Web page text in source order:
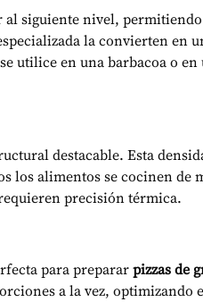
siguiente nivel,
la convierten en
utilice en una barbacoa o
destacable. Esta
los alimentos se cocinen de
precisión térmica.
para prepararpizzas de
a la vez,